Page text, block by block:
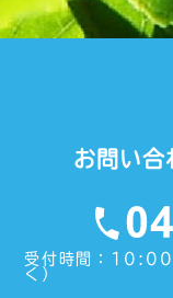
お問い合
受付時間：10:00
く）